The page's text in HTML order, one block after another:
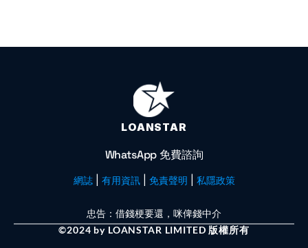
LOANSTAR
WhatsApp 免費諮詢
網誌 有用資訊 | 免責聲明 私隱政策
忠告：借錢梗要還，咪俾錢中介
©2024 by LOANSTAR LIMITED 版權所有